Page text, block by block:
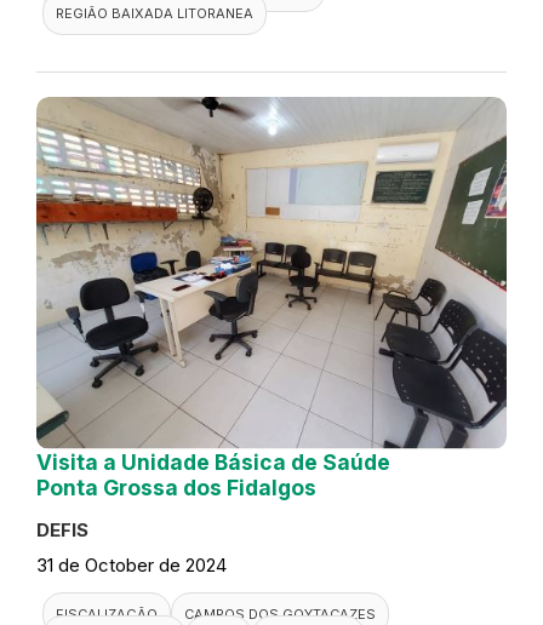
REGIÃO BAIXADA LITORANEA
Visita a Unidade Básica de Saúde
Ponta Grossa dos Fidalgos
DEFIS
31 de October de 2024
FISCALIZAÇÃO
CAMPOS DOS GOYTACAZES